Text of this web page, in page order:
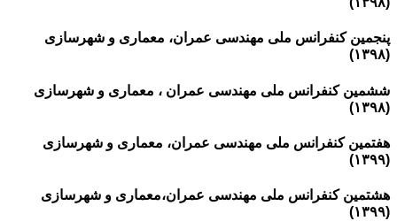
پنجمین کنفرانس ملی مهندسی عمران، معماری و شهرسازی
(۱۳۹۸)
ششمین کنفرانس ملی مهندسی عمران ، معماری و شهرسازی
(۱۳۹۸)
هفتمین کنفرانس ملی مهندسی عمران، معماری و شهرسازی
(۱۳۹۹)
هشتمین کنفرانس ملی مهندسی عمران،معماری و شهرسازی
(۱۳۹۹)